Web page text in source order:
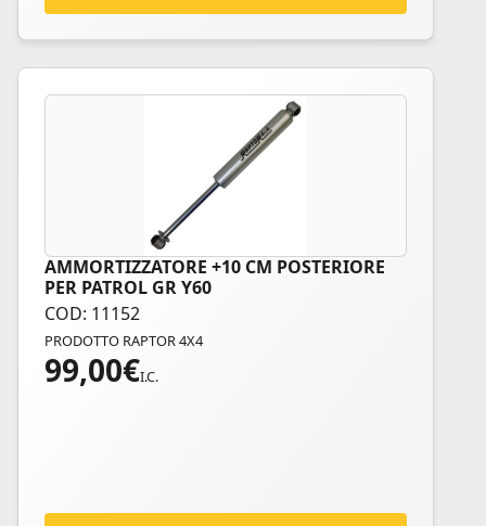
AMMORTIZZATORE +10 CM POSTERIORE
PER PATROL GR Y60
COD: 11152
PRODOTTO RAPTOR 4X4
99,00€I.C.